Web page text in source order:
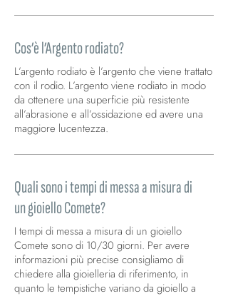
Cos’è l’Argento rodiato?
L’argento rodiato è l’argento che viene trattato
con il rodio. L’argento viene rodiato in modo
da ottenere una superficie più resistente
all’abrasione e all’ossidazione ed avere una
maggiore lucentezza.
Quali sono i tempi di messa a misura di
un gioiello Comete?
I tempi di messa a misura di un gioiello
Comete sono di 10/30 giorni. Per avere
informazioni più precise consigliamo di
chiedere alla gioielleria di riferimento, in
quanto le tempistiche variano da gioiello a